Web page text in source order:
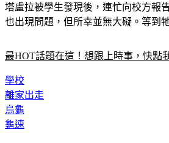
塔盧拉被學生發現後，連忙向校方報
也出現問題，但所幸並無大礙。等到
最HOT話題在這！想跟上時事，快點
學校
離家出走
烏龜
龜速